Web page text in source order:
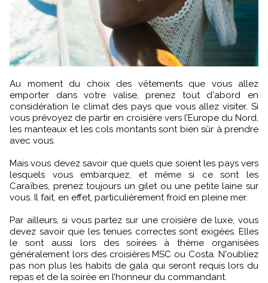
Au moment du choix des vêtements que vous allez
emporter dans votre valise, prenez tout d'abord en
considération le climat des pays que vous allez visiter. Si
vous prévoyez de partir en croisière vers l’Europe du Nord,
les manteaux et les cols montants sont bien sûr à prendre
avec vous.
Mais vous devez savoir que quels que soient les pays vers
lesquels vous embarquez, et même si ce sont les
Caraïbes, prenez toujours un gilet ou une petite laine sur
vous. Il fait, en effet, particulièrement froid en pleine mer.
Par ailleurs, si vous partez sur une croisière de luxe, vous
devez savoir que les tenues correctes sont exigées. Elles
le sont aussi lors des soirées à thème organisées
généralement lors des croisières MSC ou Costa. N'oubliez
pas non plus les habits de gala qui seront requis lors du
repas et de la soirée en l’honneur du commandant.